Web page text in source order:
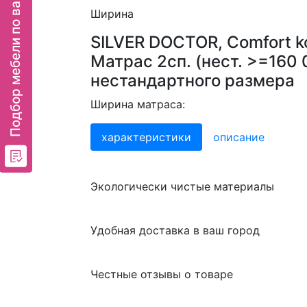
Ширина
SILVER DOCTOR, Comfort
Матрас 2сп. (нест. >=160
нестандартного размера
Ширина матраса:
характеристики описание
Экологически чистые материалы
Удобная доставка в ваш город
Честные отзывы о товаре